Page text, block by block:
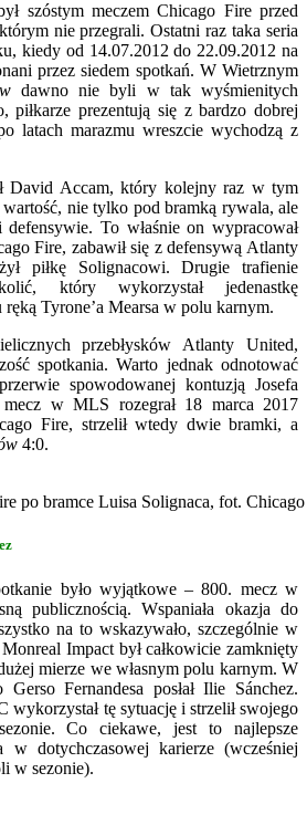
szóstym meczem Chicago Fire przed
nie przegrali. Ostatni raz taka seria
kiedy od 14.07.2012 do 22.09.2012 na
przez siedem spotkań. W Wietrznym
dawno nie byli w tak wyśmienitych
piłkarze prezentują się z bardzo dobrej
latach marazmu wreszcie wychodzą z
David Accam, który kolejny raz w tym
nie tylko pod bramką rywala, ale
To właśnie on wypracował
Fire, zabawił się z defensywą Atlanty
piłkę Solignacowi. Drugie trafienie
który wykorzystał jedenastkę
Tyrone’a Mearsa w polu karnym.
przebłysków Atlanty United,
spotkania. Warto jednak odnotować
spowodowanej kontuzją Josefa
w MLS rozegrał 18 marca 2017
Fire, strzelił wtedy dwie bramki, a
4:0.
po bramce Luisa Solignaca, fot.
było wyjątkowe – 800. mecz w
publicznością. Wspaniała okazja do
na to wskazywało, szczególnie w
Impact był całkowicie zamknięty
mierze we własnym polu karnym. W
Fernandesa posłał Ilie Sánchez.
wykorzystał tę sytuację i strzelił swojego
Co ciekawe, jest to najlepsze
w dotychczasowej karierze (wcześniej
w sezonie).